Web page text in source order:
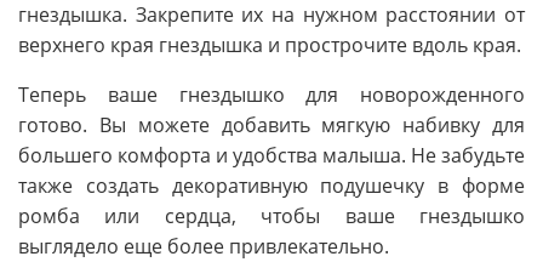
гнездышка. Закрепите их на нужном расстоянии от
верхнего края гнездышка и прострочите вдоль края.
Теперь ваше гнездышко для новорожденного
готово. Вы можете добавить мягкую набивку для
большего комфорта и удобства малыша. Не забудьте
также создать декоративную подушечку в форме
ромба или сердца, чтобы ваше гнездышко
выглядело еще более привлекательно.